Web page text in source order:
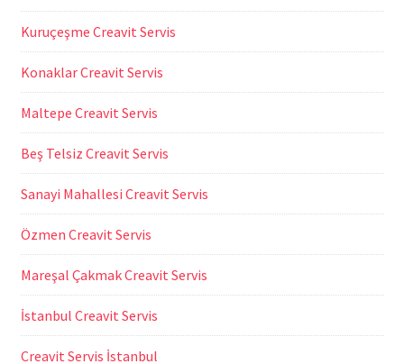
Kuruçeşme Creavit Servis
Konaklar Creavit Servis
Maltepe Creavit Servis
Beş Telsiz Creavit Servis
Sanayi Mahallesi Creavit Servis
Özmen Creavit Servis
Mareşal Çakmak Creavit Servis
İstanbul Creavit Servis
Creavit Servis İstanbul